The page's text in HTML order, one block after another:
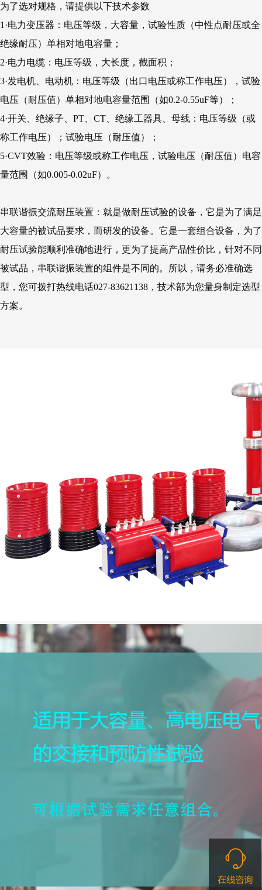
为了选对规格，请提供以下技术参数
1·电力变压器：电压等级，大容量，试验性质（中性点耐压或全
绝缘耐压）单相对地电容量；
2·电力电缆：电压等级，大长度，截面积；
3·发电机、电动机：电压等级（出口电压或称工作电压），试验
电压（耐压值）单相对地电容量范围（如0.2-0.55uF等）；
4·开关、绝缘子、PT、CT、绝缘工器具、母线：电压等级（或
称工作电压）；试验电压（耐压值）；
5·CVT效验：电压等级或称工作电压，试验电压（耐压值）电容
量范围（如0.005-0.02uF）。
串联谐振交流耐压装置：就是做耐压试验的设备，它是为了满足
大容量的被试品要求，而研发的设备。它是一套组合设备，为了
耐压试验能顺利准确地进行，更为了提高产品性价比，针对不同
被试品，串联谐振装置的组件是不同的。所以，请务必准确选
型，您可拨打热线电话027-83621138，技术部为您量身制定选型
方案。